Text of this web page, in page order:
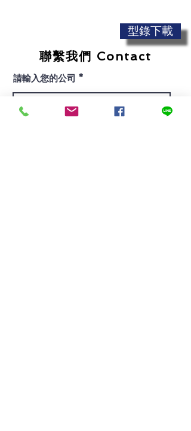
型錄下載
聯繫我們 Contact
Copyright 2020 © 嘉碼國際有限公司
請輸入您的公司